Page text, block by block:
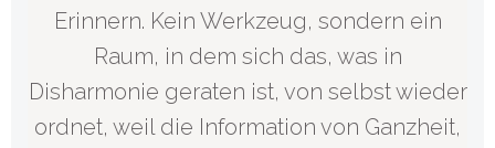
Erinnern. Kein Werkzeug, sondern ein
Raum, in dem sich das, was in
Disharmonie geraten ist, von selbst wieder
ordnet, weil die Information von Ganzheit,